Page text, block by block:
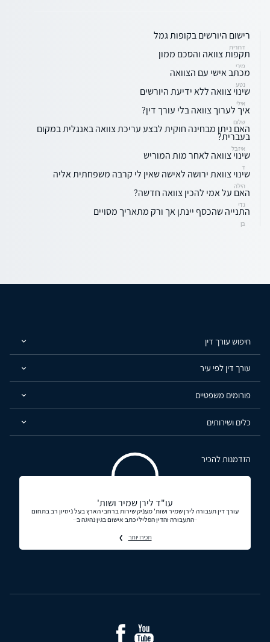
רישום היורשים בקופות גמל
דרורית
תקפות צוואה והסכם ממון
מירי
מכתב אישי עם הצוואה
נטע
שינוי צוואה ללא ידיעת היורשים
אילי
איך לערוך צוואה בלי עורך דין?
שלום
האם ניתן מבחינה חוקית לבצע עריכת צוואה באנגלית במקום
בעברית?
איזבל
שינוי צוואה לאחר מות המוריש
ד
שינוי צוואת ירושה לאישה שאין לי קרבה משפחתית אליה
הילה
האם על אמי להכין צוואה חדשה?
גדי
התנייה שהכסף יינתן אך ורק מתאריך מסויים
בן
חיפוש עורך דין
עורך דין לפי עיר
פורומים משפטיים
כלים ושירותים
הזדמנות להכיר
עו"ד לירן שמיר ושות'
עורך דין תעבורה לירן שמיר ושות' מעניק שירות ברחבי הארץ בעל ניסיון רב בתחום
התעבורה והדין הפלילי כתב אישום בגין נהיגה ב
תכירו יותר